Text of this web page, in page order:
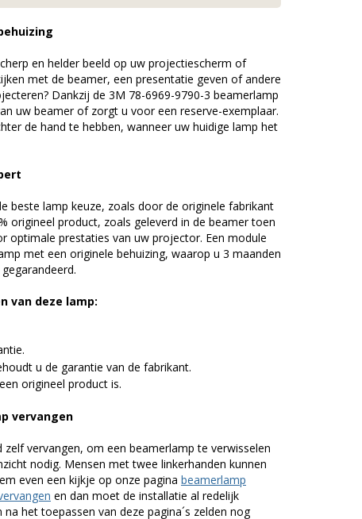
en helder beeld op uw projectiescherm of
met de beamer, een presentatie geven of andere
Dankzij de 3M 78-6969-9790-3 beamerlamp
uw beamer of zorgt u voor een reserve-exemplaar.
de hand te hebben, wanneer uw huidige lamp het
beste lamp keuze, zoals door de originele fabrikant
origineel product, zoals geleverd in de beamer toen
optimale prestaties van uw projector. Een module
met een originele behuizing, waarop u 3 maanden
van deze lamp:
u de garantie van de fabrikant.
origineel product is.
vervangen
vervangen, om een beamerlamp te verwisselen
nodig. Mensen met twee linkerhanden kunnen
even een kijkje op onze pagina beamerlamp
en dan moet de installatie al redelijk
het toepassen van deze pagina´s zelden nog